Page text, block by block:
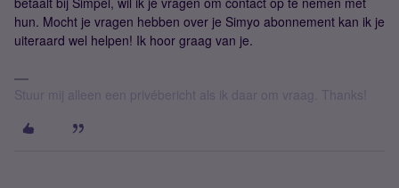
hun. Mocht je vragen hebben over je Simyo abonnement kan ik je
uiteraard wel helpen! Ik hoor graag van je.
Stuur mij alleen een privébericht als ik daar om vraag. Thanks!